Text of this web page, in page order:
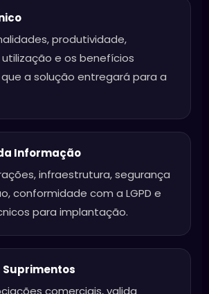
produtividade,
e os benefícios
a solução entregará para a
Informação
infraestrutura, segurança
conformidade com a LGPD e
para implantação.
Suprimentos
comerciais, valida